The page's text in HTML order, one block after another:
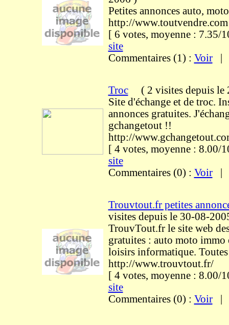
Petites annonces auto,
http://www.toutvendre.com
[ 6 votes, moyenne :
site
Commentaires (1) : Voir
Troc(2 visites depuis le
Site d'échange et de troc.
annonces gratuites.
gchangetout !!
http://
[ 4 votes, moyenne :
site
Commentaires (0) : Voir
Trouvtout.fr petites
visites depuis le 30-08-
TrouvTout.fr le site web
gratuites : auto moto immo
loisirs informatique. Toutes
http://www.trouvtout.fr/
[ 4 votes, moyenne :
site
Commentaires (0) : Voir